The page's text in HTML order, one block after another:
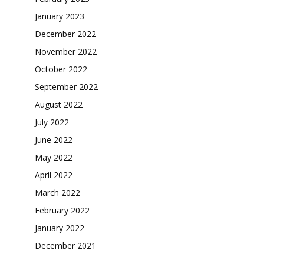
January 2023
December 2022
November 2022
October 2022
September 2022
August 2022
July 2022
June 2022
May 2022
April 2022
March 2022
February 2022
January 2022
December 2021